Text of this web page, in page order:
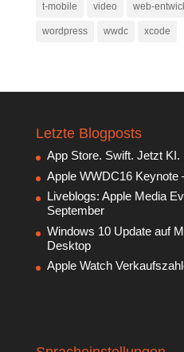
t-mobile video web-
wordpress wwdc xcode
Letzte Blogposts
App Store. Swift. Jetzt KI.
Apple WWDC16 Keynote
Liveblogs: Apple Media
September
Windows 10 Update auf
Desktop
Apple Watch